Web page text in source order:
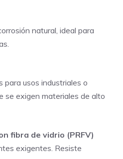
natural, ideal para
para usos industriales o
se exigen materiales de alto
fibra de vidrio (PRFV)
exigentes. Resiste